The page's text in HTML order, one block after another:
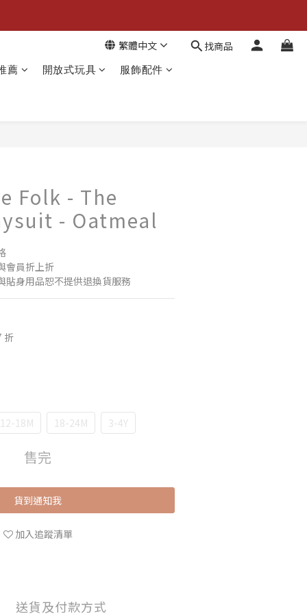
繁體中文
找商品
薦 開放式玩具 服飾配件
Folk - The
- Oatmeal
會員折上折
貼身用品恕不提供退換貨服務
折
12-18M 18-24M 3-4Y
售完
貨到通知我
加入追蹤清單
送貨及付款方式